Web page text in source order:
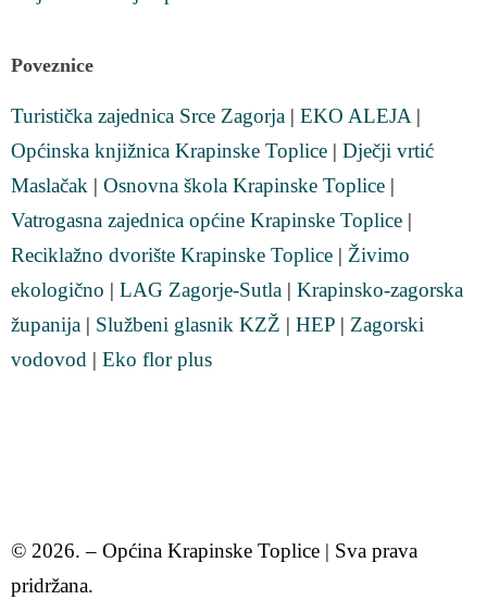
Poveznice
Turistička zajednica Srce Zagorja | EKO ALEJA |
Općinska knjižnica Krapinske Toplice | Dječji vrtić
Maslačak | Osnovna škola Krapinske Toplice |
Vatrogasna zajednica općine Krapinske Toplice |
Reciklažno dvorište Krapinske Toplice | Živimo
ekologično | LAG Zagorje-Sutla | Krapinsko-zagorska
županija | Službeni glasnik KZŽ | HEP | Zagorski
vodovod | Eko flor plus
© 2026. – Općina Krapinske Toplice | Sva prava
pridržana.